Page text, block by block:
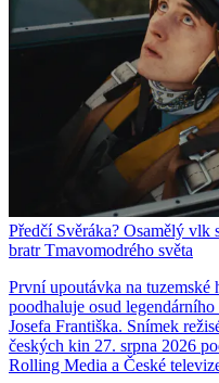
Předčí Svěráka? Osamělý vlk
bratr Tmavomodrého světa
První upoutávka na
poodhaluje osud
Josefa Františka. Snímek
českých kin 27. srpna 2026
Rolling Media a České